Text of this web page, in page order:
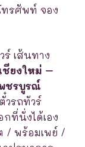
ทรศัพท์ จอง
ร์ เส้นทาง
ชียงใหม่ –
ชรบูรณ์
วรถทัวร์
ที่นั่งได้เอง
/ พร้อมเพย์ /